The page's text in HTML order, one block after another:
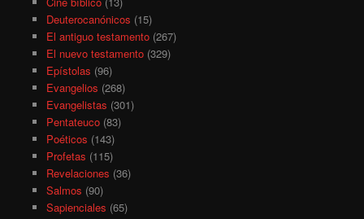
Deuterocanónicos (15)
El antiguo testamento(267)
El nuevo testamento(329)
Epístolas (96)
Evangelios (268)
Evangelistas (301)
Pentateuco(83)
Poéticos (143)
Profetas (115)
Revelaciones (36)
Salmos (90)
Sapienciales (65)